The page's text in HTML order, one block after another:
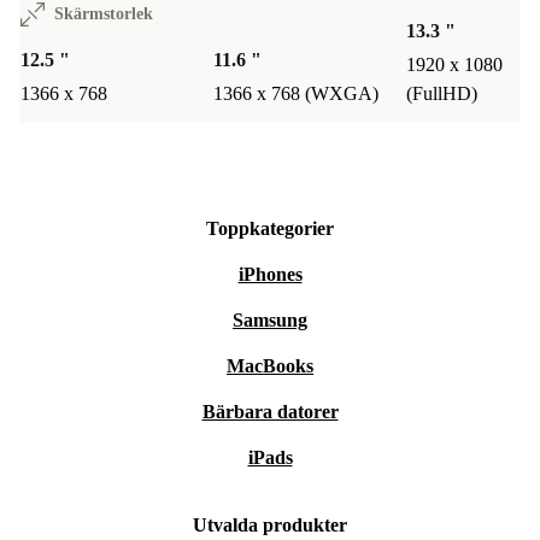
tar hänsyn till både dina behov och miljön.
Skärmstorlek
12.5 "
1366 x 768
11.6 "
1366 x 768 (WXGA)
13.3 "
1920 x 1080
(FullHD)
Toppkategorier
iPhones
Samsung
MacBooks
Bärbara datorer
iPads
Utvalda produkter